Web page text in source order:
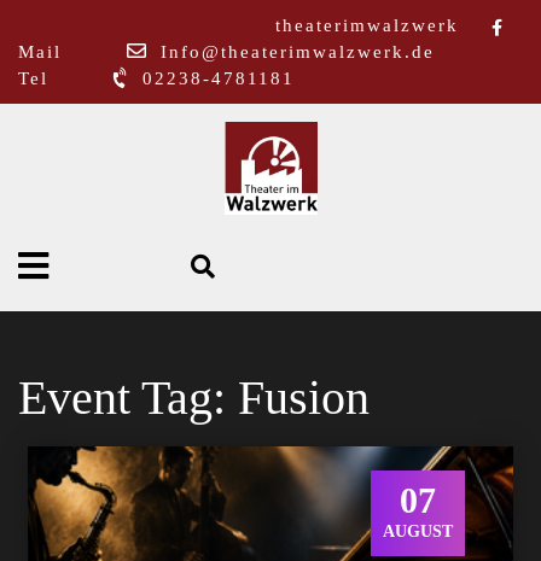
theaterimwalzwerk
Mail
Info@theaterimwalzwerk.de
Tel
02238-4781181
Event Tag: Fusion
07
AUGUST